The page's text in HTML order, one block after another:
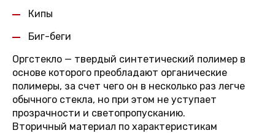
Кипы
Биг-беги
Оргстекло — твердый синтетический полимер в
основе которого преобладают органические
полимеры, за счет чего он в несколько раз легче
обычного стекла, но при этом не уступает
прозрачности и светопропусканию.
Вторичный материал по характеристикам